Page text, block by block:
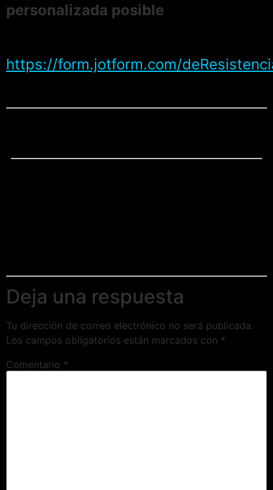
personalizada posible
https://form.jotform.com/
Deja una respuesta
Tu dirección de correo electrónico no será publicada.
Los campos obligatorios están marcados con *
Comentario *